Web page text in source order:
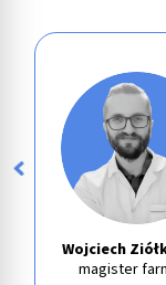
Wojciech
magister